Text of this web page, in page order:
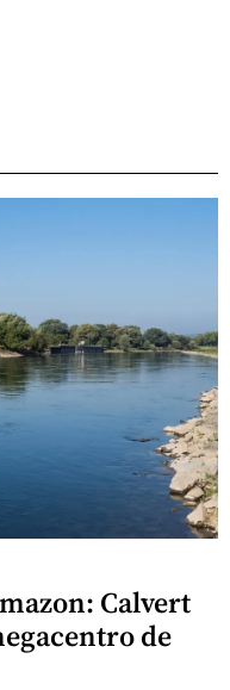
Calvert
de